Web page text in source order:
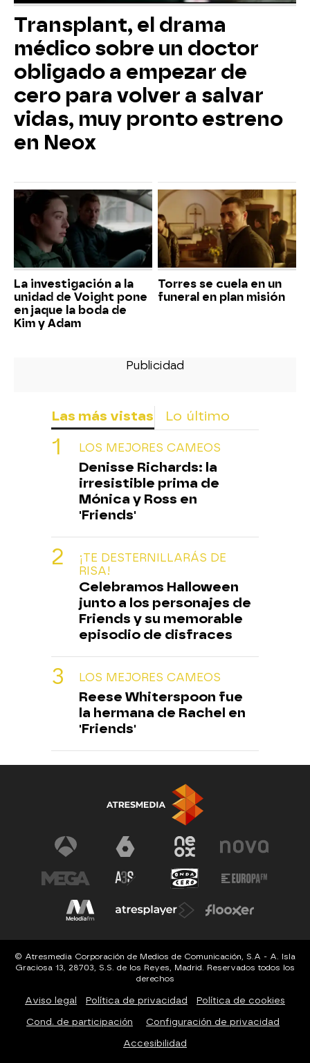
Transplant, el drama
médico sobre un doctor
obligado a empezar de
cero para volver a salvar
vidas, muy pronto estreno
en Neox
La investigación a la
unidad de Voight pone
en jaque la boda de
Kim y Adam
Torres se cuela en un
funeral en plan misión
Las más vistas Lo último
LOS MEJORES CAMEOS
Denisse Richards: la
irresistible prima de
Mónica y Ross en
'Friends'
¡TE DESTERNILLARÁS DE
RISA!
Celebramos Halloween
junto a los personajes de
Friends y su memorable
episodio de disfraces
LOS MEJORES CAMEOS
Reese Whiterspoon fue
la hermana de Rachel en
'Friends'
© Atresmedia Corporación de Medios de Comunicación, S.A - A. Isla
Graciosa 13, 28703, S.S. de los Reyes, Madrid. Reservados todos los
derechos
Aviso legal Política de privacidad Política de cookies
Cond. de participación Configuración de privacidad
Accesibilidad